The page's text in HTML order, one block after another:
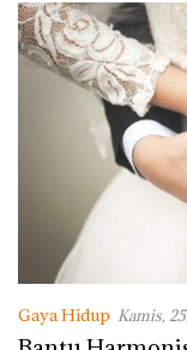
dengan Konservasi
Gaya Hidup Kamis,